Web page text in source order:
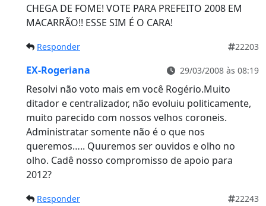
CHEGA DE FOME! VOTE PARA PREFEITO 2008 EM
MACARRÃO!! ESSE SIM É O CARA!
Responder 22203
EX-Rogeriana 29/03/2008 às 08:19
Resolvi não voto mais em você Rogério.Muito
ditador e centralizador, não evoluiu politicamente,
muito parecido com nossos velhos coroneis.
Administratar somente não é o que nos
queremos….. Quuremos ser ouvidos e olho no
olho. Cadê nosso compromisso de apoio para
2012?
Responder 22243